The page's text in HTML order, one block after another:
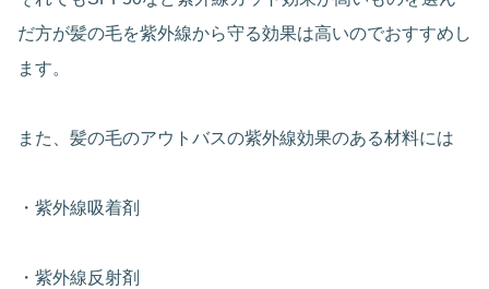
だ方が髪の毛を紫外線から守る効果は高いのでおすすめし
ます。
また、髪の毛のアウトバスの紫外線効果のある材料には
・紫外線吸着剤
・紫外線反射剤